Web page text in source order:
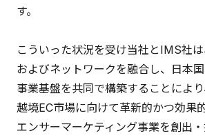
す。
こういった状況を受け当社とIMS社
およびネットワークを融合し、日本
事業基盤を共同で構築することによ
越境EC市場に向けて革新的かつ効果
エンサーマーケティング事業を創出